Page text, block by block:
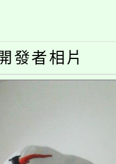
輔導中心
輔導、社會
參加。
影音徵選
活動海報
。
年度學生
參觀特色
計畫」
育部表揚
獻獎」
發者相片